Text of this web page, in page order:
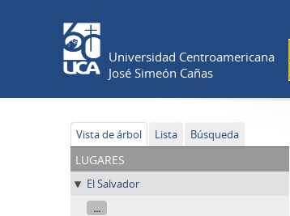
Universidad Centroamericana
José Simeón Cañas
Vista de árbol Lista Búsqueda
lugares
El Salvador
...